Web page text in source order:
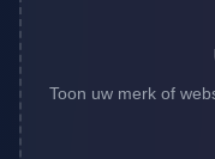
Toon uw merk of